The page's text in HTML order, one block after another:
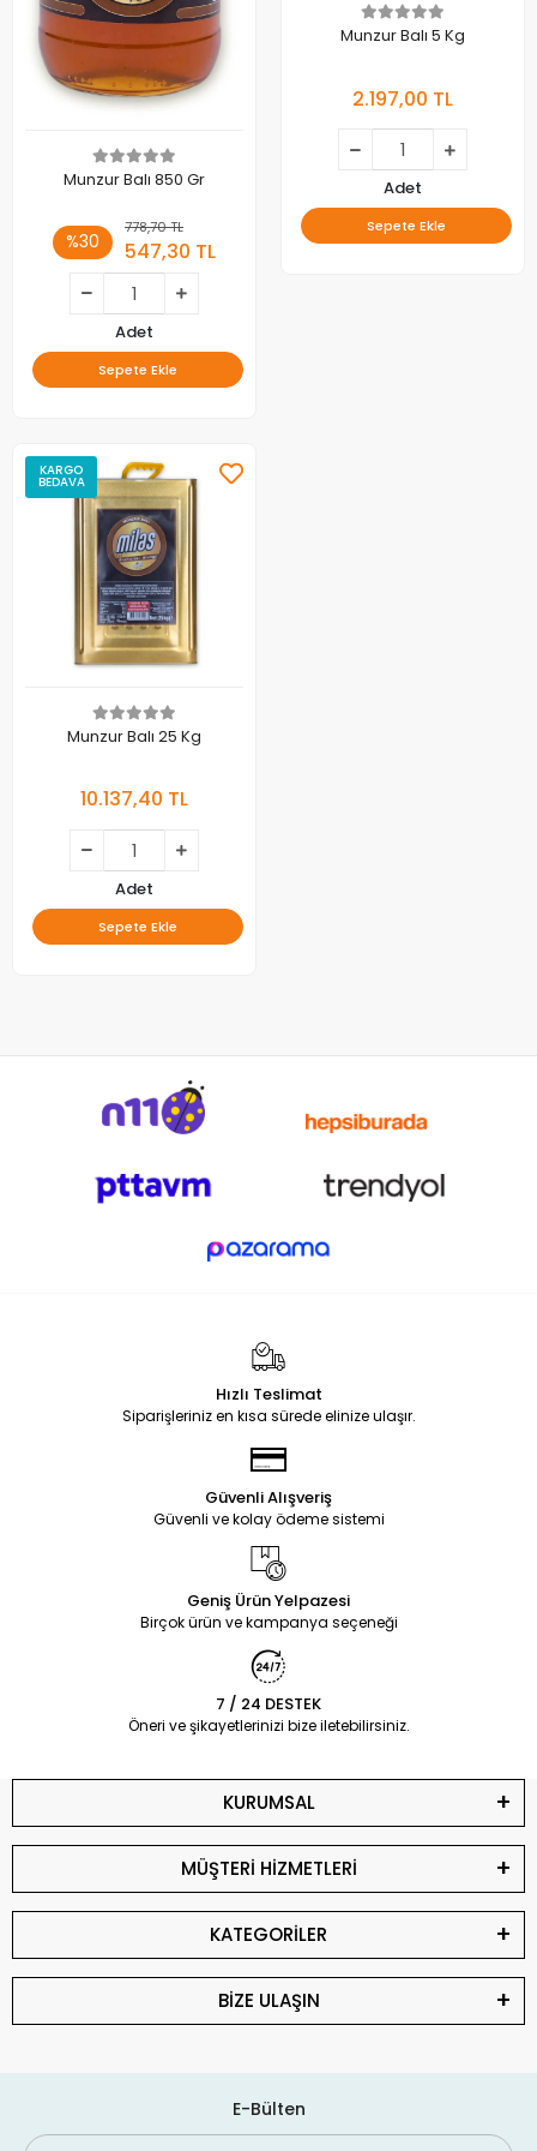
Munzur Balı 850 Gr
%30
778,70 TL
547,30 TL
Adet
Sepete Ekle
Munzur Balı 5 Kg
2.197,00 TL
Adet
Sepete Ekle
KARGO
BEDAVA
Munzur Balı 25 Kg
10.137,40 TL
Adet
Sepete Ekle
Hızlı Teslimat
Siparişleriniz en kısa sürede elinize ulaşır.
Güvenli Alışveriş
Güvenli ve kolay ödeme sistemi
Geniş Ürün Yelpazesi
Birçok ürün ve kampanya seçeneği
7 / 24 DESTEK
Öneri ve şikayetlerinizi bize iletebilirsiniz.
KURUMSAL
MÜŞTERİ HİZMETLERİ
KATEGORİLER
BİZE ULAŞIN
E-Bülten